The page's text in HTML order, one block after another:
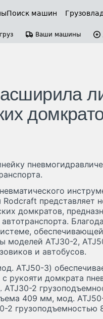
Поиск машин
Ваши машины
представляет
домкратов,
моделей ATJ30-2,
и автобусов.
ATJ50-3)
рукояти домкрата
2
409 мм, мод.
2 грузоподъемностью